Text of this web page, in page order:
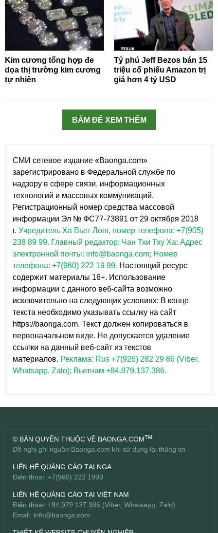
Kim cương tổng hợp đe
dọa thị trường kim cương
tự nhiên
Tỷ phú Jeff Bezos bán 15
triệu cổ phiếu Amazon trị
giá hơn 4 tỷ USD
BẤM ĐỂ XEM THÊM
СМИ сетевое издание «Baonga.com»
зарегистрировано в Федеральной службе по
надзору в сфере связи, информационных
технологий и массовых коммуникаций.
Регистрационный номер средства массовой
информации Эл № ФС77-73891 от 29 октября 2018
г. Учредитель Ха Вьет Лонг, номер телефона: +7(905)
238 89 99. Главный редактор: Чан Тхи Тху Ха: Адрес
электронной почты: info@baonga.com; Номер
телефона: +7(960) 222 19 99. Настоящий ресурс
содержит материалы 16+. Использование
информации с данного веб-сайта возможно
исключительно на следующих условиях: В конце
текста необходимо указывать ссылку на сайт
https://baonga.com. Текст должен копироваться в
первоначальном виде. Не допускается удаление
ссылки на данный веб-сайт из текстов
материалов. Реклама: Rus +7(926) 282 29 86 (Viber,
Whatsapp, Zalo); Вьетнам +84.979.137.386.
© BẢN QUYỀN THUỘC VỀ BAONGA.COMTM
Đề nghị ghi nguồn Baonga.com khi sử dụng lại thông tin
LIÊN HỆ QUẢNG CÁO TẠI NGA
Điện thoại: +7(960) 222 1999
LIÊN HỆ QUẢNG CÁO TẠI VIỆT NAM
Điện thoại: +84.979.137.386 (Viber, Whatsapp, Zalo)
Email: info@baonga.com